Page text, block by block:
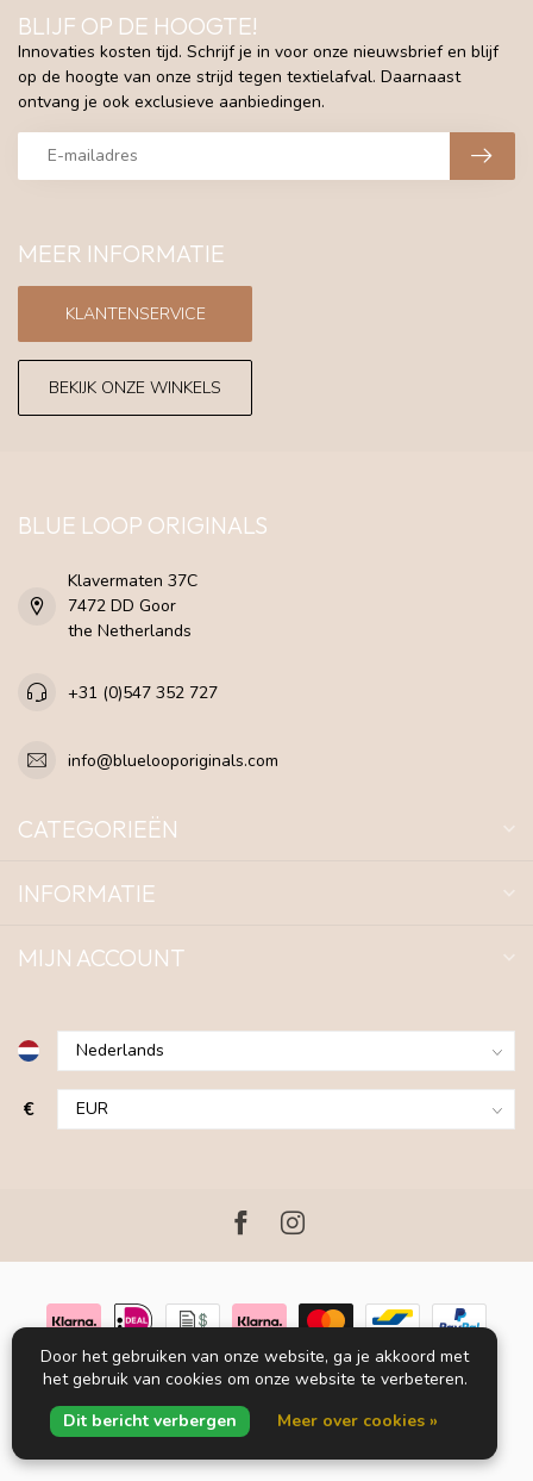
MEER INFORMATIE
KLANTENSERVICE
BEKIJK ONZE WINKELS
BLIJF OP DE HOOGTE!
Innovaties kosten tijd. Schrijf je in voor onze nieuwsbrief en blijf
op de hoogte van onze strijd tegen textielafval. Daarnaast
ontvang je ook exclusieve aanbiedingen.
BLUE LOOP ORIGINALS
Klavermaten 37C
7472 DD Goor
the Netherlands
+31 (0)547 352 727
info@bluelooporiginals.com
CATEGORIEËN
INFORMATIE
MIJN ACCOUNT
€
© Copyright 2026 Blue LOOP Originals Powered byLightspeed
Lightspeed design
Door het gebruiken van onze website, ga je akkoord met
het gebruik van cookies om onze website te verbeteren.
Dit bericht verbergen
Meer over cookies »